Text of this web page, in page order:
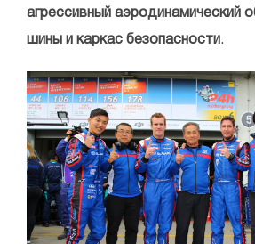
агрессивный аэродинамический
шины и каркас безопасности.